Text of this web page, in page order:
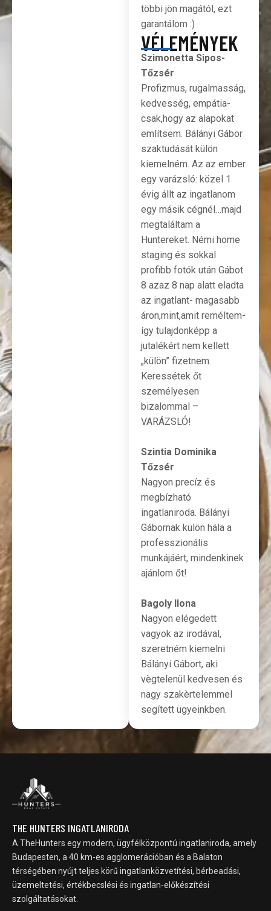
többi jön magától, ezt
garantálom :)
VÉLEMÉNYEK
Szimonetta Sipos-
Tőzsér
Profizmus, rugalmasság,
kedvesség, empátia-
csak,hogy az alapokat
említsem. Bálányi Gábor
szaktudását külön
kiemelném. Az az ember
egy varázsló: közel 1
évig állt az ingatlanom
egy másik cégnél…majd
megtaláltam a
Huntereket. Némi home
staging és sokkal
profibb fotók után Gábot
8 azaz 8 nap alatt eladta
az ingatlant- magasabb
áron,mint,amit reméltem-
így tulajdonképp a
jutalékért nem kellett
„külön” fizetnem.
Keressétek őt
személyesen
bizalommal –
VARÁZSLÓ!
Szintia Dominika
Tőzsér
Nagyon precíz és
megbízható
ingatlaniroda. Bálányi
Gábornak külön hála a
professzionális
munkájáért, mindenkinek
ajánlom őt!
Bagoly Ilona
Nagyon elégedett
vagyok az irodával,
szeretném kiemelni
Bálányi Gábort, aki
vègtelenül kedvesen és
nagy szakèrtelemmel
segített ügyeinkben.
THE HUNTERS INGATLANIRODA
A TheHunters egy modern, ügyfélközpontú ingatlaniroda, amely
Budapesten, a 40 km-es agglomerációban és a Balaton
térségében nyújt teljes körű ingatlanközvetítési, bérbeadási,
üzemeltetési, értékbecslési és ingatlan-előkészítési
szolgáltatásokat.